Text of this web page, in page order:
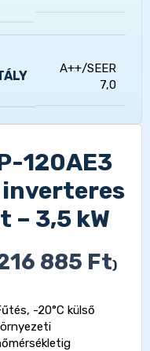
A++/SEER
7,0
120AE3
3,5 kW
885 Ft)
-20°C külső